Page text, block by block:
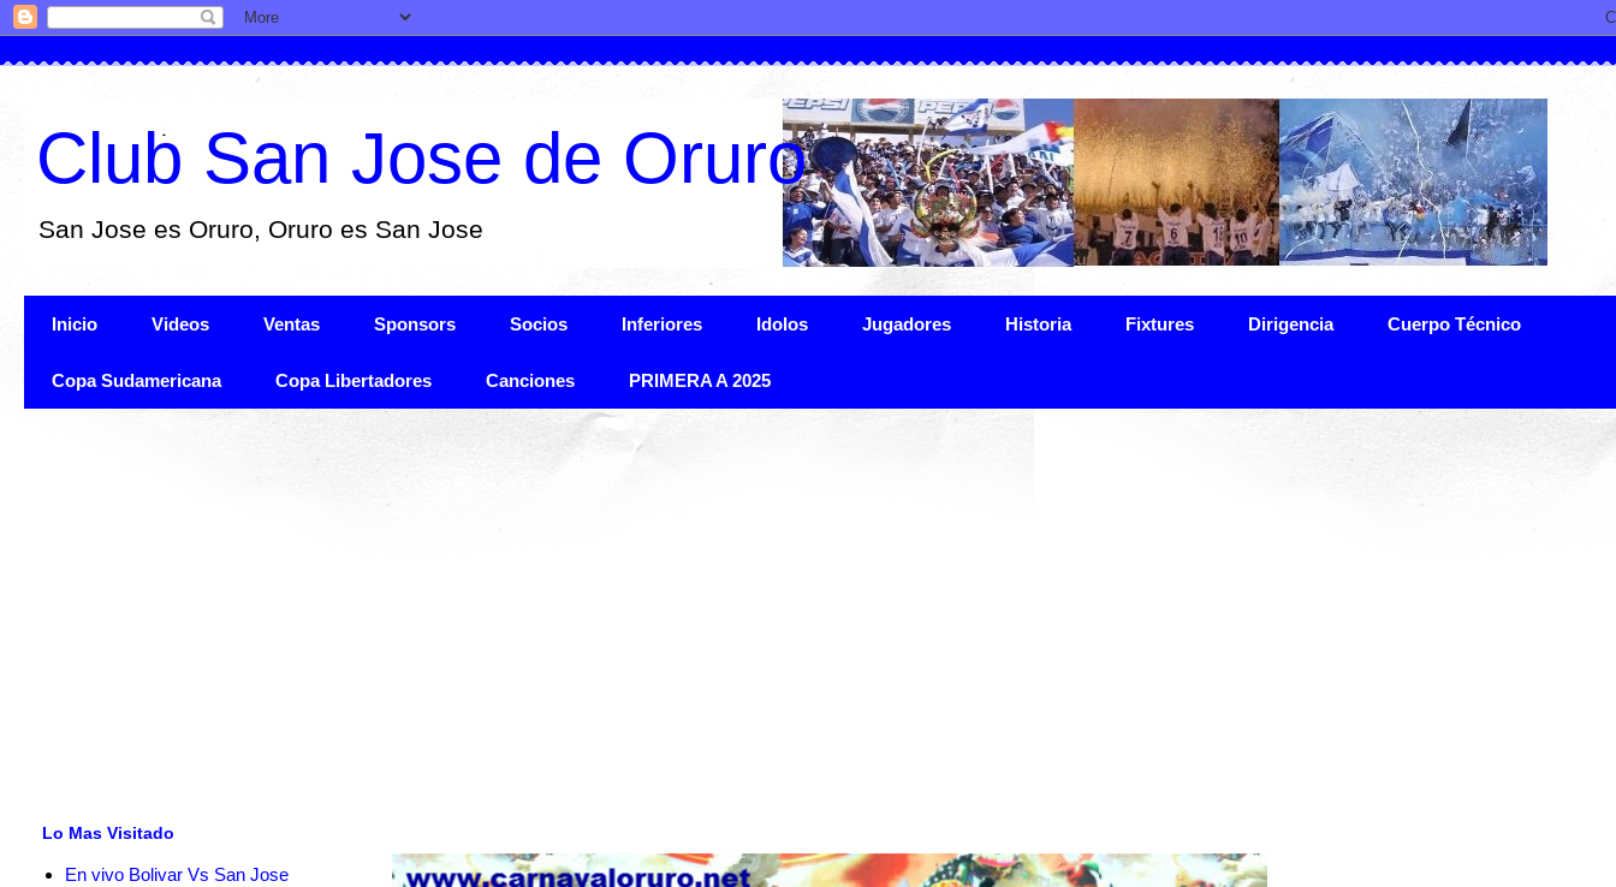
Club San Jose de Oruro
San Jose es Oruro, Oruro es San Jose
Inicio Videos Ventas Sponsors Socios Inferiores Idolos Jugadores Historia Fixtures Dirigencia Cuerpo Técnico
Copa Sudamericana Copa Libertadores Canciones PRIMERA A 2025
Lo Mas Visitado
En vivo Bolivar Vs San Jose